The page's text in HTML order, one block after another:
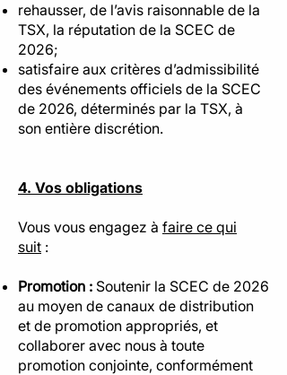
rehausser, de l’avis raisonnable de la
TSX, la réputation de la SCEC de
2026;
satisfaire aux critères d’admissibilité
des événements officiels de la SCEC
de 2026, déterminés par la TSX, à
son entière discrétion.
4. Vos obligations
Vous vous engagez à faire ce qui
suit :
Promotion : Soutenir la SCEC de 2026
au moyen de canaux de distribution
et de promotion appropriés, et
collaborer avec nous à toute
promotion conjointe, conformément